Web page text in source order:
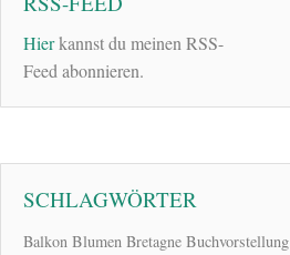
Hierkannst du meinen RSS-
Feed abonnieren.
SCHLAGWÖRTER
Balkon Blumen Bretagne Buchvorstellung